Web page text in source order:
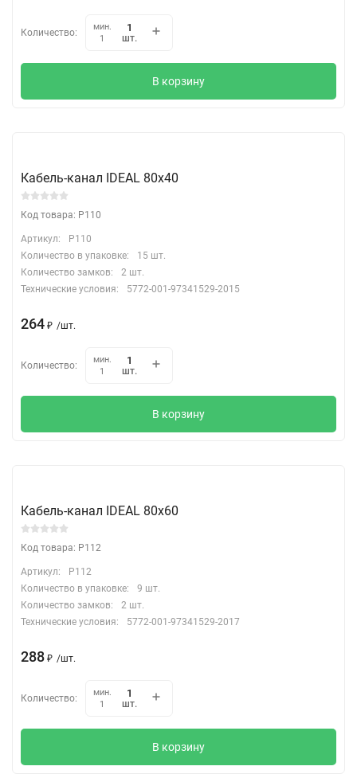
Количество:
мин.
1
шт.
В корзину
Кабель-канал IDEAL 80х40
Код товара: P110
Артикул:
P110
Количество в упаковке:
15 шт.
Количество замков:
2 шт.
Технические условия:
5772-001-97341529-2015
264 ₽ /шт.
Количество:
мин.
1
шт.
В корзину
Кабель-канал IDEAL 80х60
Код товара: P112
Артикул:
P112
Количество в упаковке:
9 шт.
Количество замков:
2 шт.
Технические условия:
5772-001-97341529-2017
288 ₽ /шт.
Количество:
мин.
1
шт.
В корзину